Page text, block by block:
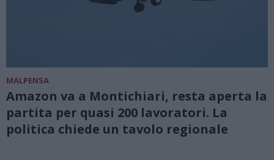
MALPENSA
Amazon va a Montichiari, resta aperta la
partita per quasi 200 lavoratori. La
politica chiede un tavolo regionale